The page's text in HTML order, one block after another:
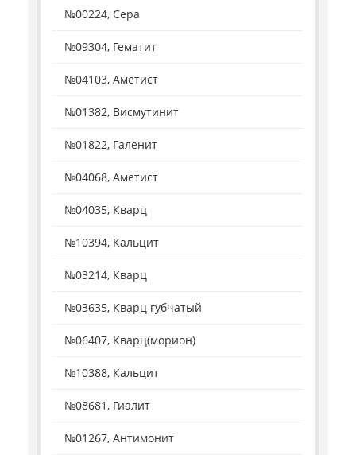
№00224, Сера
№09304, Гематит
№04103, Аметист
№01382, Висмутинит
№01822, Галенит
№04068, Аметист
№04035, Кварц
№10394, Кальцит
№03214, Кварц
№03635, Кварц губчатый
№06407, Кварц(морион)
№10388, Кальцит
№08681, Гиалит
№01267, Антимонит